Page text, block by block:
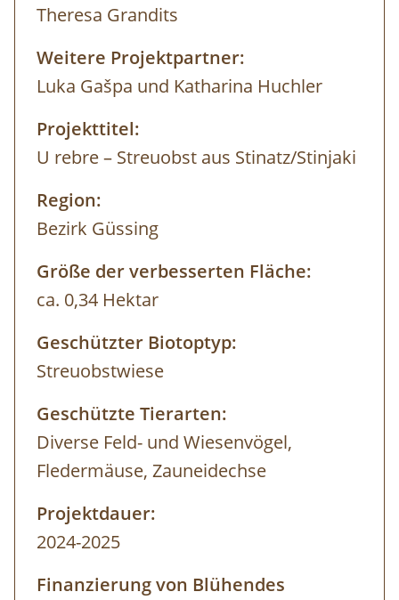
Theresa Grandits
Weitere Projektpartner:
Luka Gašpa und Katharina Huchler
Projekttitel:
U rebre – Streuobst aus Stinatz/Stinjaki
Region:
Bezirk Güssing
Größe der verbesserten Fläche:
ca. 0,34 Hektar
Geschützter Biotoptyp:
Streuobstwiese
Geschützte Tierarten:
Diverse Feld- und Wiesenvögel,
Fledermäuse, Zauneidechse
Projektdauer:
2024-2025
Finanzierung von Blühendes